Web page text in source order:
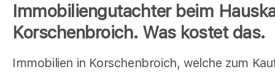
Immobiliengutachter beim
Korschenbroich. Was kostet das.
Immobilien in Korschenbroich, welche zum